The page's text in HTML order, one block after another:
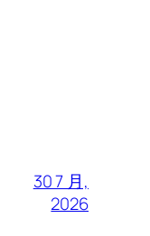
30 7 月,
2026